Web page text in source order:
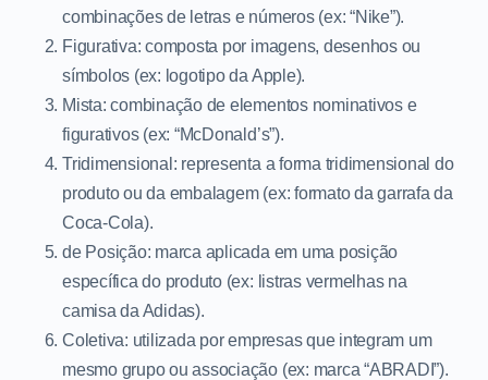
combinações de letras e números (ex: “Nike”).
Figurativa: composta por imagens, desenhos ou
símbolos (ex: logotipo da Apple).
Mista: combinação de elementos nominativos e
figurativos (ex: “McDonald’s”).
Tridimensional: representa a forma tridimensional do
produto ou da embalagem (ex: formato da garrafa da
Coca-Cola).
de Posição: marca aplicada em uma posição
específica do produto (ex: listras vermelhas na
camisa da Adidas).
Coletiva: utilizada por empresas que integram um
mesmo grupo ou associação (ex: marca “ABRADI”).